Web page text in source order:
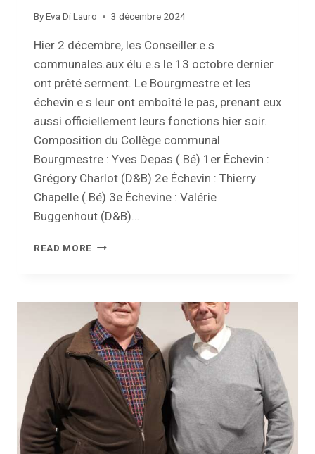
ByEva Di Lauro 3 décembre 2024
Hier 2 décembre, les Conseiller.e.s
communales.aux élu.e.s le 13 octobre dernier
ont prêté serment. Le Bourgmestre et les
échevin.e.s leur ont emboîté le pas, prenant eux
aussi officiellement leurs fonctions hier soir.
Composition du Collège communal
Bourgmestre : Yves Depas (.Bé) 1er Échevin :
Grégory Charlot (D&B) 2e Échevin : Thierry
Chapelle (.Bé) 3e Échevine : Valérie
Buggenhout (D&B)…
READ MORE INSTALLATION
COMMUNAL
DE
LA
BRUYÈRE